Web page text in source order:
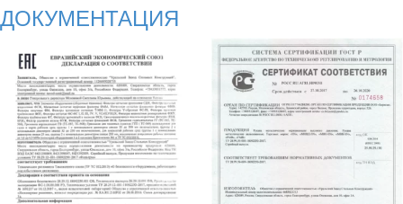
ДОКУМЕНТАЦИЯ